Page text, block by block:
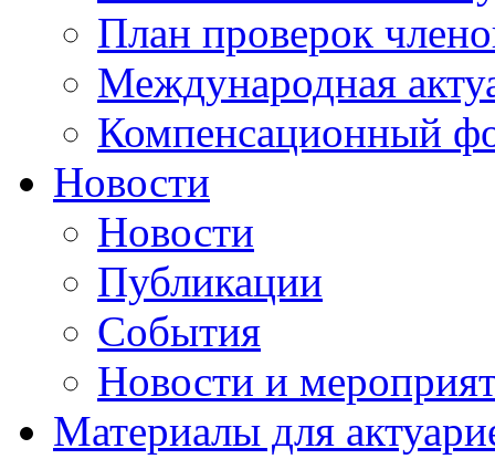
План проверок
Международная
Компенсационный
Новости
Новости
Публикации
События
Новости и
Материалы для